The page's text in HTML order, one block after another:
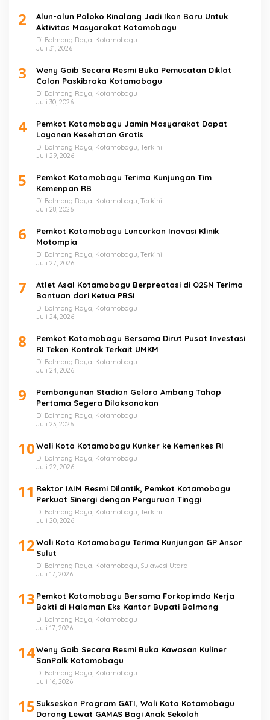
2
Alun-alun Paloko Kinalang Jadi Ikon Baru Untuk
Aktivitas Masyarakat Kotamobagu
Di Bolmong Raya, Kotamobagu
Juli 31, 2026
3
Weny Gaib Secara Resmi Buka Pemusatan Diklat
Calon Paskibraka Kotamobagu
Di Bolmong Raya, Kotamobagu
Juli 30, 2026
4
Pemkot Kotamobagu Jamin Masyarakat Dapat
Layanan Kesehatan Gratis
Di Bolmong Raya, Kotamobagu, Terkini
Juli 29, 2026
5
Pemkot Kotamobagu Terima Kunjungan Tim
Kemenpan RB
Di Bolmong Raya, Kotamobagu, Terkini
Juli 28, 2026
6
Pemkot Kotamobagu Luncurkan Inovasi Klinik
Motompia
Di Bolmong Raya, Kotamobagu, Terkini
Juli 27, 2026
7
Atlet Asal Kotamobagu Berpreatasi di O2SN Terima
Bantuan dari Ketua PBSI
Di Bolmong Raya, Kotamobagu
Juli 24, 2026
8
Pemkot Kotamobagu Bersama Dirut Pusat Investasi
RI Teken Kontrak Terkait UMKM
Di Bolmong Raya, Kotamobagu
Juli 24, 2026
9
Pembangunan Stadion Gelora Ambang Tahap
Pertama Segera Dilaksanakan
Di Bolmong Raya, Kotamobagu
Juli 23, 2026
10Wali Kota Kotamobagu Kunker ke Kemenkes RI
Di Bolmong Raya, Kotamobagu
Juli 22, 2026
11 Rektor IAIM Resmi Dilantik, Pemkot Kotamobagu
Perkuat Sinergi dengan Perguruan Tinggi
Di Bolmong Raya, Kotamobagu, Terkini
Juli 20, 2026
12Wali Kota Kotamobagu Terima Kunjungan GP Ansor
Sulut
Di Bolmong Raya, Kotamobagu, Sulawesi Utara
Juli 17, 2026
13 Pemkot Kotamobagu Bersama Forkopimda Kerja
Bakti di Halaman Eks Kantor Bupati Bolmong
Di Bolmong Raya, Kotamobagu
Juli 17, 2026
14Weny Gaib Secara Resmi Buka Kawasan Kuliner
SanPalk Kotamobagu
Di Bolmong Raya, Kotamobagu
Juli 16, 2026
15 Sukseskan Program GATI, Wali Kota Kotamobagu
Dorong Lewat GAMAS Bagi Anak Sekolah